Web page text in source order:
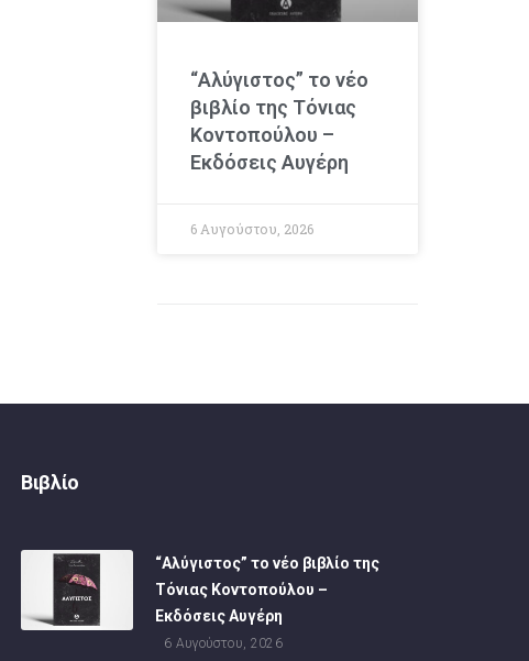
“Αλύγιστος” το νέο
βιβλίο της Τόνιας
Κοντοπούλου –
Εκδόσεις Αυγέρη
6 Αυγούστου, 2026
Βιβλίο
“Αλύγιστος” το νέο βιβλίο της
Τόνιας Κοντοπούλου –
Εκδόσεις Αυγέρη
6 Αυγούστου, 2026